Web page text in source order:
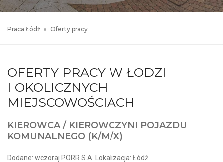
Praca Łódź Oferty pracy
OFERTY PRACY W ŁODZI
I OKOLICZNYCH
MIEJSCOWOŚCIACH
KIEROWCA / KIEROWCZYNI POJAZDU
KOMUNALNEGO (K/M/X)
Dodane: wczoraj PORR S.A. Lokalizacja: Łódź